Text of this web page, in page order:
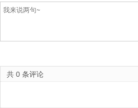
共 0 条评论